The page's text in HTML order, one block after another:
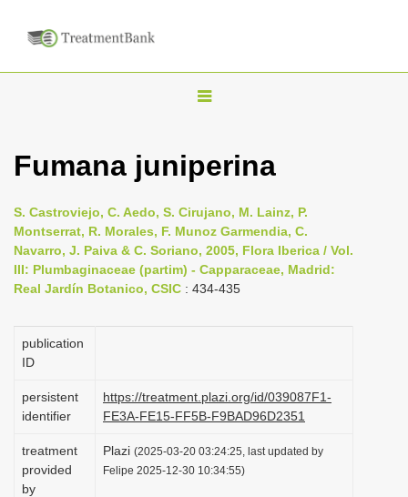
T
g
e
n
a
i
t
i
o
n
Fumana juniperina
S. Castroviejo, C. Aedo, S. Cirujano, M. Lainz, P.
Montserrat, R. Morales, F. Munoz Garmendia, C.
Navarro, J. Paiva & C. Soriano, 2005, Flora Iberica / Vol.
III: Plumbaginaceae (partim) - Capparaceae, Madrid:
Real Jardín Botanico, CSIC : 434-435
publication
ID
persistent
identifier
https://treatment.plazi.org/id/039087F1-
FE3A-FE15-FF5B-F9BAD96D2351
treatment
provided
by
Plazi (2025-03-20 03:24:25, last updated by
Felipe 2025-12-30 10:34:55)